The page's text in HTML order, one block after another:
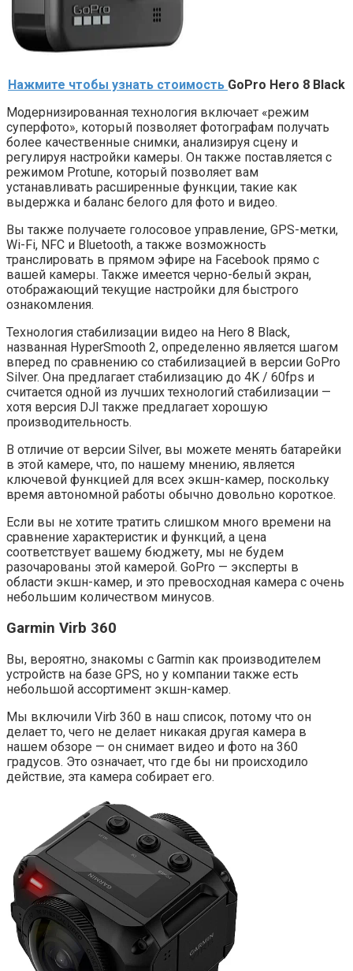
Нажмите чтобы узнать стоимость GoPro Hero 8 Black
Модернизированная технология включает «режим
суперфото», который позволяет фотографам получать
более качественные снимки, анализируя сцену и
регулируя настройки камеры. Он также поставляется с
режимом Protune, который позволяет вам
устанавливать расширенные функции, такие как
выдержка и баланс белого для фото и видео.
Вы также получаете голосовое управление, GPS-метки,
Wi-Fi, NFC и Bluetooth, а также возможность
транслировать в прямом эфире на Facebook прямо с
вашей камеры. Также имеется черно-белый экран,
отображающий текущие настройки для быстрого
ознакомления.
Технология стабилизации видео на Hero 8 Black,
названная HyperSmooth 2, определенно является шагом
вперед по сравнению со стабилизацией в версии GoPro
Silver. Она предлагает стабилизацию до 4K / 60fps и
считается одной из лучших технологий стабилизации —
хотя версия DJI также предлагает хорошую
производительность.
В отличие от версии Silver, вы можете менять батарейки
в этой камере, что, по нашему мнению, является
ключевой функцией для всех экшн-камер, поскольку
время автономной работы обычно довольно короткое.
Если вы не хотите тратить слишком много времени на
сравнение характеристик и функций, а цена
соответствует вашему бюджету, мы не будем
разочарованы этой камерой. GoPro — эксперты в
области экшн-камер, и это превосходная камера с очень
небольшим количеством минусов.
Garmin Virb 360
Вы, вероятно, знакомы с Garmin как производителем
устройств на базе GPS, но у компании также есть
небольшой ассортимент экшн-камер.
Мы включили Virb 360 в наш список, потому что он
делает то, чего не делает никакая другая камера в
нашем обзоре — он снимает видео и фото на 360
градусов. Это означает, что где бы ни происходило
действие, эта камера собирает его.